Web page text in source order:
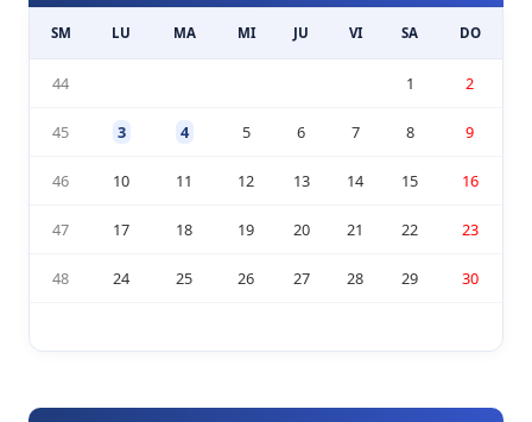
SM LU MA MI JU VI SA DO
44 1 2
45 3 4 5 6 7 8 9
46 10 11 12 13 14 15 16
47 17 18 19 20 21 22 23
48 24 25 26 27 28 29 30